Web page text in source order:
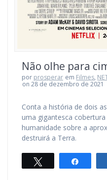
Não olhe para
por prosperar em Filmes,
on 28 de dezembro de 2021
Conta a história de dois
uma gigantesca
humanidade sobre a
destruirá a Terra.